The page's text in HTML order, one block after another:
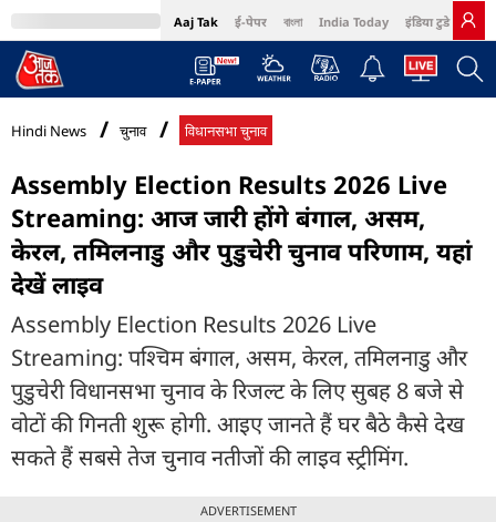
Aaj Tak ई-पेपर বাংলা India Today इंडिया टुडे हिंदी
MumbaiTak Cosmopolitan Harper's Bazaar Northeast
Hindi News चुनाव विधानसभा चुनाव
Assembly Election Results 2026 Live
Streaming: आज जारी होंगे बंगाल, असम,
केरल, तमिलनाडु और पुडुचेरी चुनाव परिणाम, यहां
देखें लाइव
Assembly Election Results 2026 Live
Streaming: पश्चिम बंगाल, असम, केरल, तमिलनाडु और
पुडुचेरी विधानसभा चुनाव के रिजल्ट के लिए सुबह 8 बजे से
वोटों की गिनती शुरू होगी. आइए जानते हैं घर बैठे कैसे देख
सकते हैं सबसे तेज चुनाव नतीजों की लाइव स्ट्रीमिंग.
ADVERTISEMENT